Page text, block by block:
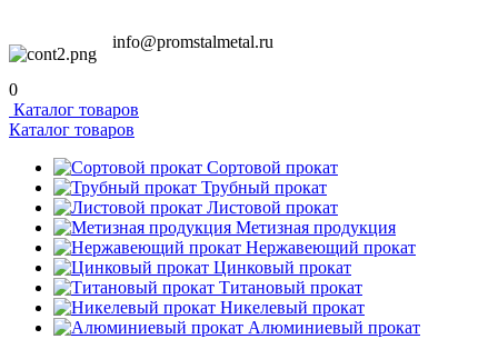
info@promstalmetal.ru
0
Каталог товаров
Каталог товаров
Сортовой прокат
Трубный прокат
Листовой прокат
Метизная продукция
Нержавеющий прокат
Цинковый прокат
Титановый прокат
Никелевый прокат
Алюминиевый прокат